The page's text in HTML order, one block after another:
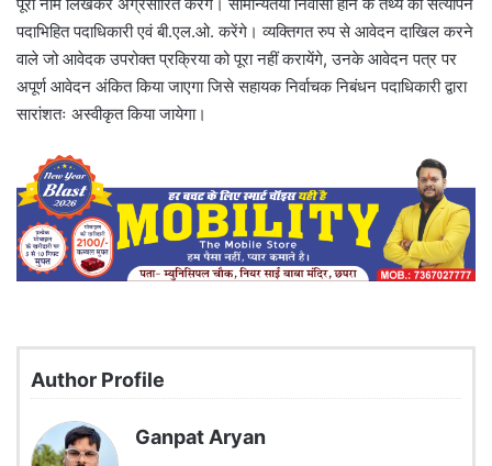
पूरा नाम लिखकर अग्रसारित करेंगे। सामान्यतया निवासी होने के तथ्य का सत्यापन
पदाभिहित पदाधिकारी एवं बी.एल.ओ. करेंगे। व्यक्तिगत रुप से आवेदन दाखिल करने
वाले जो आवेदक उपरोक्त प्रक्रिया को पूरा नहीं करायेंगे, उनके आवेदन पत्र पर
अपूर्ण आवेदन अंकित किया जाएगा जिसे सहायक निर्वाचक निबंधन पदाधिकारी द्वारा
सारांशतः अस्वीकृत किया जायेगा।
Author Profile
Ganpat Aryan